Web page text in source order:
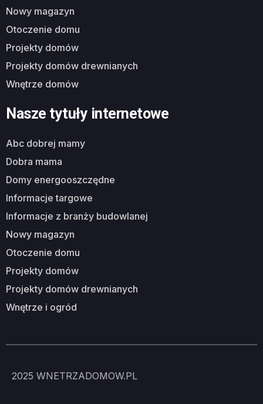
nowy magazyn
otoczenie domu
projekty domów
projekty domów drewnianych
wnętrze domów
Nasze tytuły internetowe
abc dobrej mamy
dobra mama
domy energooszczędne
informacje targowe
informacje z branży budowlanej
nowy magazyn
otoczenie domu
projekty domów
projekty domów drewnianych
wnętrze i ogród
2025 WNETRZADOMOW.PL